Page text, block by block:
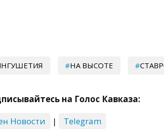
НА ВЫСОТЕ
на Голос Кавказа:
Новости
| Telegram